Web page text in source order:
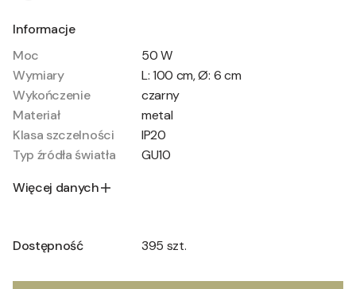
Informacje
Moc
50 W
Wymiary
L: 100 cm, Ø: 6 cm
Wykończenie
czarny
Materiał
metal
Klasa szczelności
IP20
Typ źródła światła
GU10
Więcej danych
Dostępność 395 szt.